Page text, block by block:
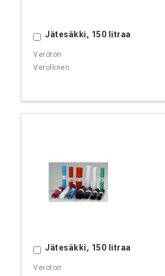
Jätesäkki, 150 litraa
Ostoskoriin
Jätesäkki, 150 litraa
Ostoskoriin